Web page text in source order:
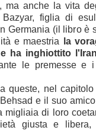
, ma anche la vita
Bazyar, figlia di
Germania (il libro è
e maestria
la
ha inghiottito l'Iran
le premesse e
queste, nel
e il suo
migliaia di loro
giusta e libera,